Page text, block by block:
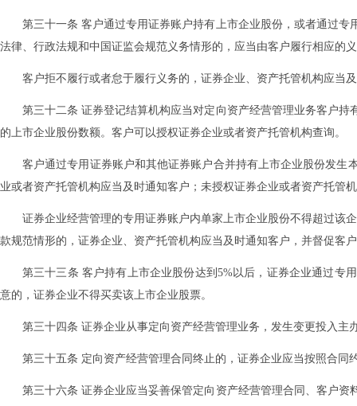
第三十一条 客户通过专用证券账户持有上市企业股份，或者通过
法律、行政法规和中国证监会规范义务情形的，应当由客户履行相应的
客户拒不履行或者怠于履行义务的，证券企业、资产托管机构应当
第三十二条 证券登记结算机构应当对定向资产经营管理业务客户
的上市企业股份数额。客户可以授权证券企业或者资产托管机构查询。
客户通过专用证券账户和其他证券账户合并持有上市企业股份发
业或者资产托管机构应当及时通知客户；未授权证券企业或者资产托管
证券企业经营管理的专用证券账户内单家上市企业股份不得超过该
款规范情形的，证券企业、资产托管机构应当及时通知客户，并督促客
第三十三条 客户持有上市企业股份达到5%以后，证券企业通过专
意的，证券企业不得买卖该上市企业股票。
第三十四条 证券企业从事定向资产经营管理业务，发生变更投入
第三十五条 定向资产经营管理合同终止的，证券企业应当按照合同
第三十六条 证券企业应当妥善保管定向资产经营管理合同、客户